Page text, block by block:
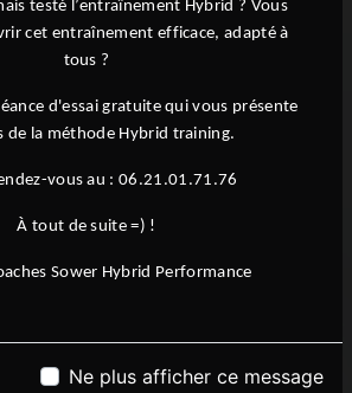
testé l’entraînement Hybrid ? Vous
cet entraînement efficace, adapté à
tous ?
d'essai gratuite qui vous présente
de la méthode Hybrid training.
vous au : 06.21.01.71.76
À tout de suite =) !
Sower Hybrid Performance
Ne plus afficher ce message
Passion, Une Communauté
Hybrid
à Gazeran